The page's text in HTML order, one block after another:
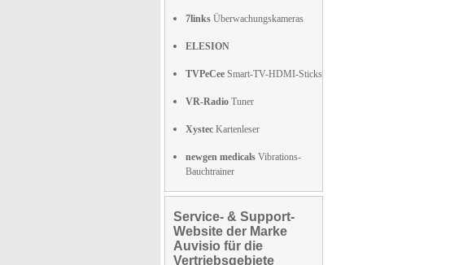
7links Überwachungskameras
ELESION
TVPeCee Smart-TV-HDMI-Sticks
VR-Radio Tuner
Xystec Kartenleser
newgen medicals Vibrations-
Bauchtrainer
Service- & Support-
Website der Marke
Auvisio für die
Vertriebsgebiete